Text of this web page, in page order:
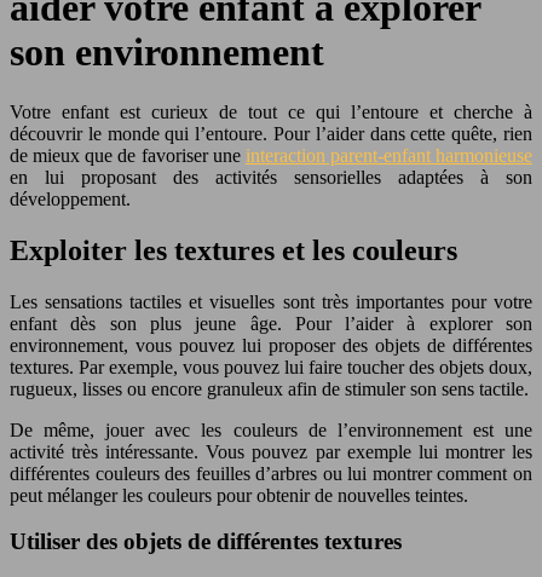
son environnement
Votre enfant est curieux de tout ce qui l’entoure et cherche à
découvrir le monde qui l’entoure. Pour l’aider dans cette quête, rien
de mieux que de favoriser une interaction parent-enfant harmonieuse
en lui proposant des activités sensorielles adaptées à son
développement.
Exploiter les textures et les couleurs
Les sensations tactiles et visuelles sont très importantes pour votre
enfant dès son plus jeune âge. Pour l’aider à explorer son
environnement, vous pouvez lui proposer des objets de différentes
textures. Par exemple, vous pouvez lui faire toucher des objets doux,
rugueux, lisses ou encore granuleux afin de stimuler son sens tactile.
De même, jouer avec les couleurs de l’environnement est une
activité très intéressante. Vous pouvez par exemple lui montrer les
différentes couleurs des feuilles d’arbres ou lui montrer comment on
peut mélanger les couleurs pour obtenir de nouvelles teintes.
Utiliser des objets de différentes textures